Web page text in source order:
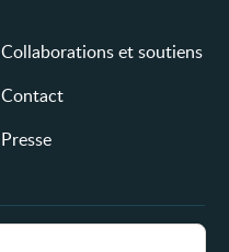
Collaborations et soutiens
Contact
Presse